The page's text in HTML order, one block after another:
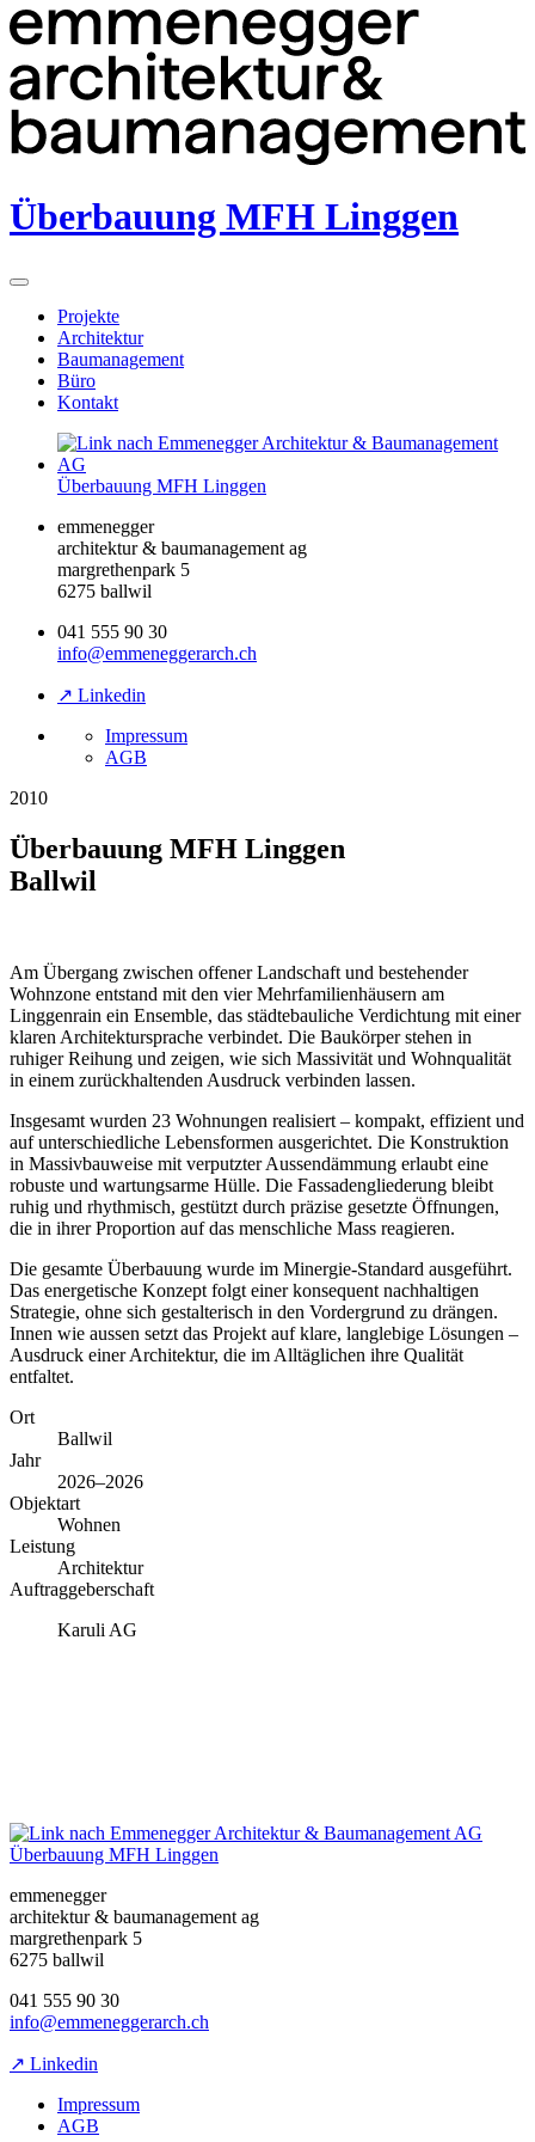
Überbauung MFH Linggen
Projekte
Architektur
Baumanagement
Büro
Kontakt
Überbauung MFH Linggen
emmenegger
architektur & baumanagement ag
margrethenpark 5
6275 ballwil
041 555 90 30
info@emmeneggerarch.ch
↗ Linkedin
Impressum
AGB
2010
Überbauung MFH Linggen
Ballwil
Am Übergang zwischen offener Landschaft und bestehender
Wohnzone entstand mit den vier Mehrfamilienhäusern am
Linggenrain ein Ensemble, das städtebauliche Verdichtung mit einer
klaren Architektursprache verbindet. Die Baukörper stehen in
ruhiger Reihung und zeigen, wie sich Massivität und Wohnqualität
in einem zurückhaltenden Ausdruck verbinden lassen.
Insgesamt wurden 23 Wohnungen realisiert – kompakt, effizient und
auf unterschiedliche Lebensformen ausgerichtet. Die Konstruktion
in Massivbauweise mit verputzter Aussendämmung erlaubt eine
robuste und wartungsarme Hülle. Die Fassadengliederung bleibt
ruhig und rhythmisch, gestützt durch präzise gesetzte Öffnungen,
die in ihrer Proportion auf das menschliche Mass reagieren.
Die gesamte Überbauung wurde im Minergie-Standard ausgeführt.
Das energetische Konzept folgt einer konsequent nachhaltigen
Strategie, ohne sich gestalterisch in den Vordergrund zu drängen.
Innen wie aussen setzt das Projekt auf klare, langlebige Lösungen –
Ausdruck einer Architektur, die im Alltäglichen ihre Qualität
entfaltet.
Ort
Ballwil
Jahr
2026–2026
Objektart
Wohnen
Leistung
Architektur
Auftraggeberschaft
Karuli AG
Überbauung MFH Linggen
emmenegger
architektur & baumanagement ag
margrethenpark 5
6275 ballwil
041 555 90 30
info@emmeneggerarch.ch
↗ Linkedin
Impressum
AGB